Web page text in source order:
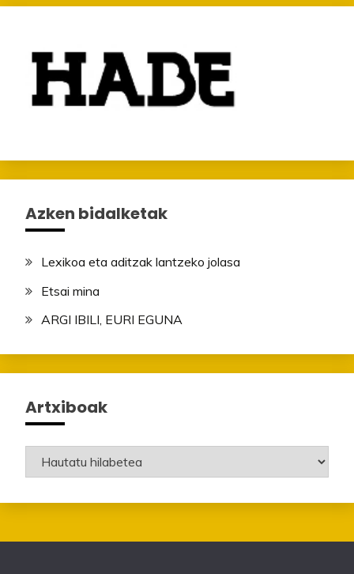
Azken bidalketak
Lexikoa eta aditzak lantzeko jolasa
Etsai mina
ARGI IBILI, EURI EGUNA
Artxiboak
Artxiboak